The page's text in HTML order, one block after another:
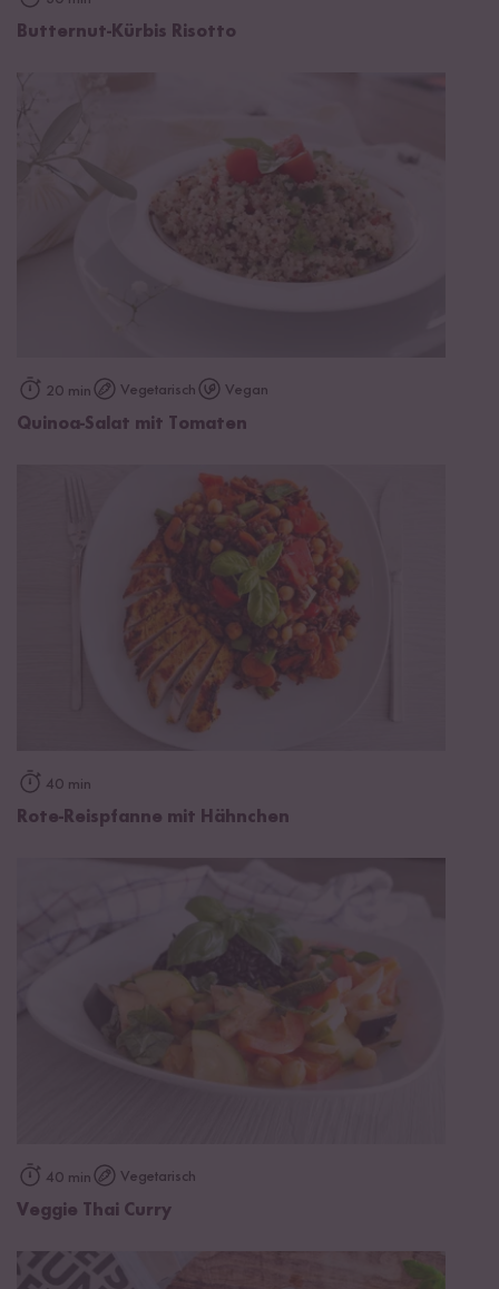
Butternut-Kürbis Risotto
20 min Vegetarisch Vegan
Quinoa-Salat mit Tomaten
40 min
Rote-Reispfanne mit Hähnchen
40 min Vegetarisch
Veggie Thai Curry